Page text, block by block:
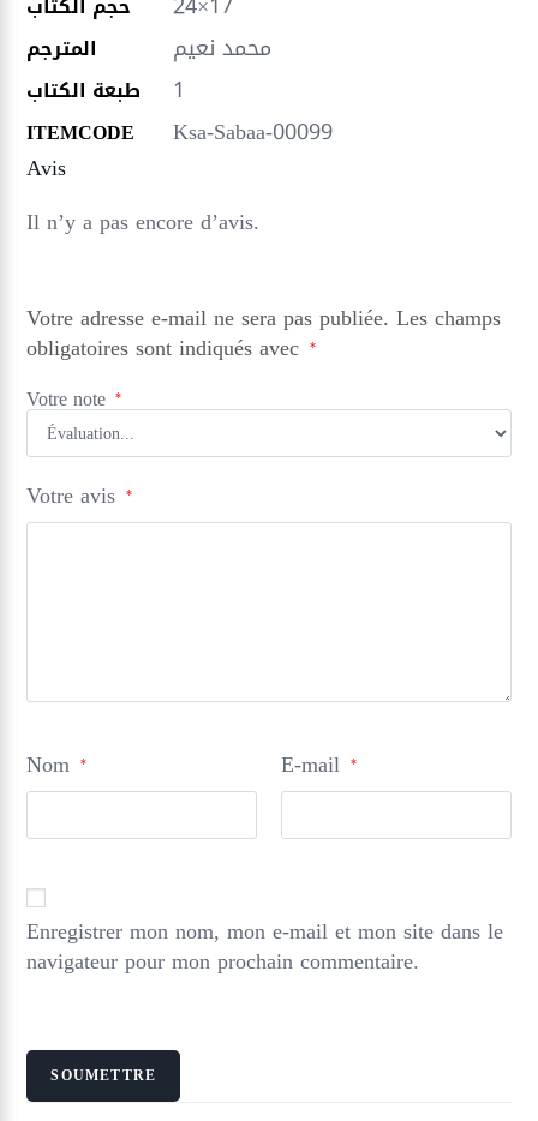
المترجم محمد نعيم
طبعة الكتاب 1
ITEMCODE
Ksa-Sabaa-00099
Avis
Il n’y a pas encore d’avis.
Votre adresse e-mail ne sera pas publiée. Les champs
obligatoires sont indiqués avec *
Votre note *
Votre avis *
Nom * E-mail *
Enregistrer mon nom, mon e-mail et mon site dans le
navigateur pour mon prochain commentaire.